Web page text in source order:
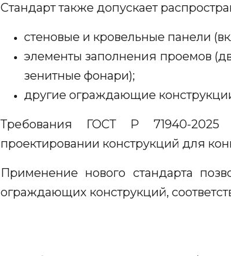
Стандарт также допускает
стеновые и кровельные панели
элементы заполнения проемов
зенитные фонари);
другие ограждающие
Требования ГОСТ Р 71940-2025
проектировании конструкций для
Применение нового стандарта
ограждающих конструкций,